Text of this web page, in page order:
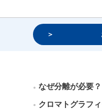
健康経営
なぜ分離が必要？
クロマトグラフ